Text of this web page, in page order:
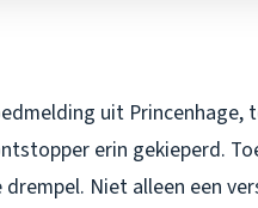
uit
erin gekieperd.
Niet alleen een